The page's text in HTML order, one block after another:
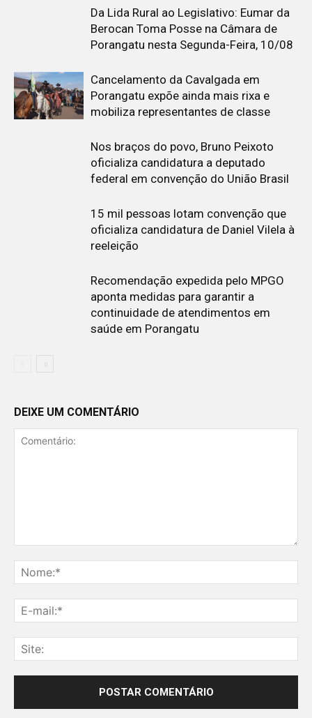
Da Lida Rural ao Legislativo: Eumar da
Berocan Toma Posse na Câmara de
Porangatu nesta Segunda-Feira, 10/08
Cancelamento da Cavalgada em
Porangatu expõe ainda mais rixa e
mobiliza representantes de classe
Nos braços do povo, Bruno Peixoto
oficializa candidatura a deputado
federal em convenção do União Brasil
15 mil pessoas lotam convenção que
oficializa candidatura de Daniel Vilela à
reeleição
Recomendação expedida pelo MPGO
aponta medidas para garantir a
continuidade de atendimentos em
saúde em Porangatu
DEIXE UM COMENTÁRIO